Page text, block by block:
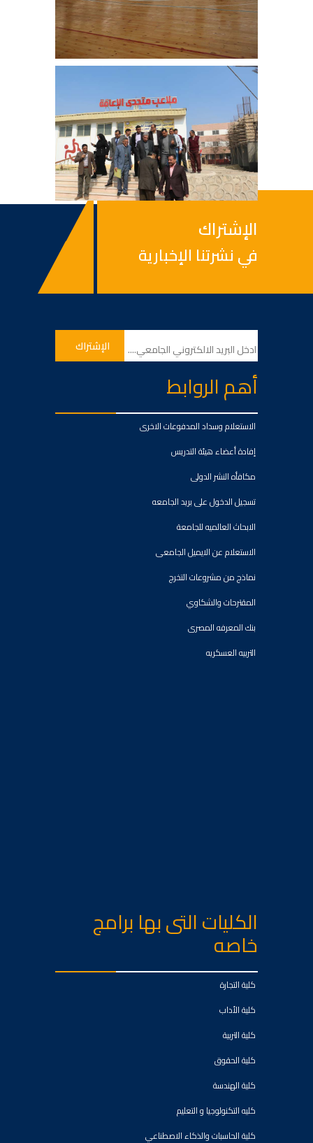
الإشتراك
في نشرتنا الإخبارية
أهم الروابط
الاستعلام وسداد المدفوعات الاخرى
إفادة أعضاء هيئة التدريس
مكافأه النشر الدولى
تسجيل الدخول على بريد الجامعه
الابحاث العالميه للجامعة
الاستعلام عن الايميل الجامعى
نماذج من مشروعات التخرج
المقترحات والشكاوي
بنك المعرفه المصرى
التربيه العسكريه
الكليات التى بها برامج
خاصه
كلية التجارة
كلية الأداب
كلية التربية
كلية الحقوق
كلية الهندسة
كليه التكنولوجيا و التعليم
كلية الحاسبات والذكاء الاصطناعي